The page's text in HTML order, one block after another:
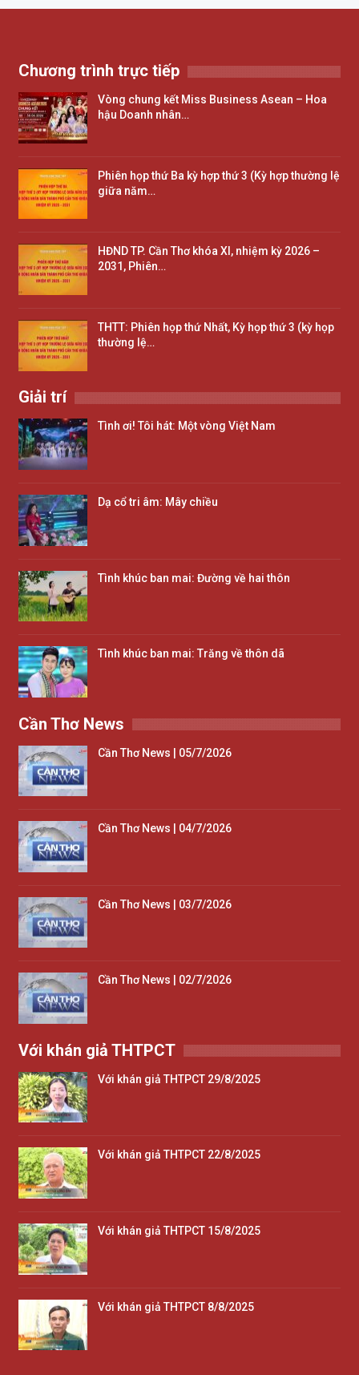
Chương trình trực tiếp
Vòng chung kết Miss Business Asean – Hoa
hậu Doanh nhân…
Phiên họp thứ Ba kỳ hợp thứ 3 (Kỳ hợp thường lệ
giữa năm…
HĐND TP. Cần Thơ khóa XI, nhiệm kỳ 2026 –
2031, Phiên…
THTT: Phiên họp thứ Nhất, Kỳ họp thứ 3 (kỳ họp
thường lệ…
Giải trí
Tình ơi! Tôi hát: Một vòng Việt Nam
Dạ cổ tri âm: Mây chiều
Tình khúc ban mai: Đường về hai thôn
Tình khúc ban mai: Trăng về thôn dã
Cần Thơ News
Cần Thơ News | 05/7/2026
Cần Thơ News | 04/7/2026
Cần Thơ News | 03/7/2026
Cần Thơ News | 02/7/2026
Với khán giả THTPCT
Với khán giả THTPCT 29/8/2025
Với khán giả THTPCT 22/8/2025
Với khán giả THTPCT 15/8/2025
Với khán giả THTPCT 8/8/2025